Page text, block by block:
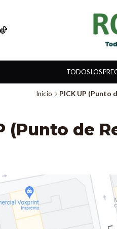
TODOS LOS
Inicio PICK UP (Punto
(Punto de